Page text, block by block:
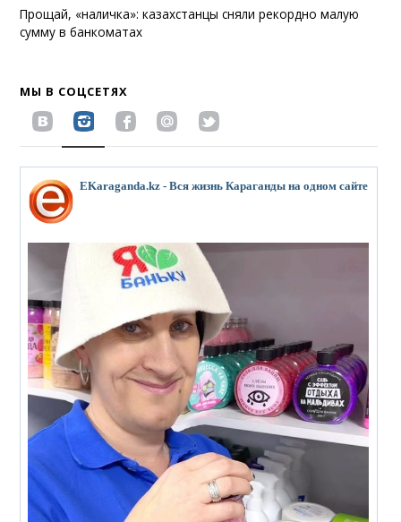
Прощай, «наличка»: казахстанцы сняли рекордно малую
сумму в банкоматах
МЫ В СОЦСЕТЯХ
EKaraganda.kz - Вся жизнь Караганды на одном сайте